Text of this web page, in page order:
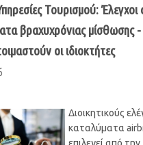
Τουρισμού: Έλεγχοι
βραχυχρόνιας μίσθωσης
οι ιδιοκτήτες
Διοικητικούς
καταλύματα
επιλεγεί από